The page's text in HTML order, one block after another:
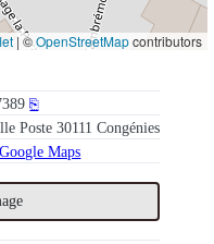
⎘
Poste 30111 Congénies
Google Maps
|©OpenStreetMapcontributors